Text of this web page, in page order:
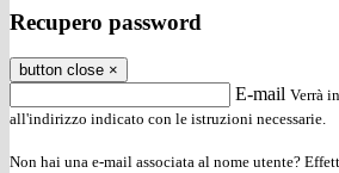
Recupero password
button close ×
E-mail Verrà
all'indirizzo indicato con le istruzioni necessarie.
Non hai una e-mail associata al nome utente?